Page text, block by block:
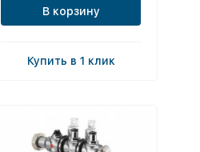
В корзину
Купить в 1 клик